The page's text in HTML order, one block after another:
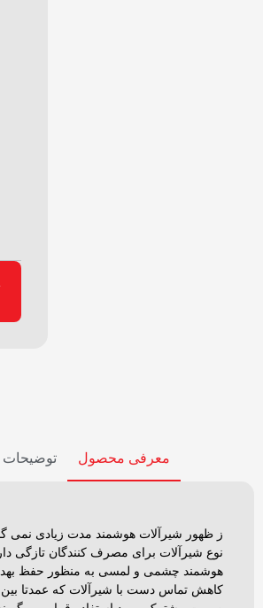
معرفی محصول توضیحات
ز ظهور شیرآلات هوشمند مدت زیادی نمی
نوع شیرآلات برای مصرف کنندگان تازگی
هوشمند چشمی و لمسی به منظور حفظ
کاهش تماس دست با شیرآلات که عمدتا بین